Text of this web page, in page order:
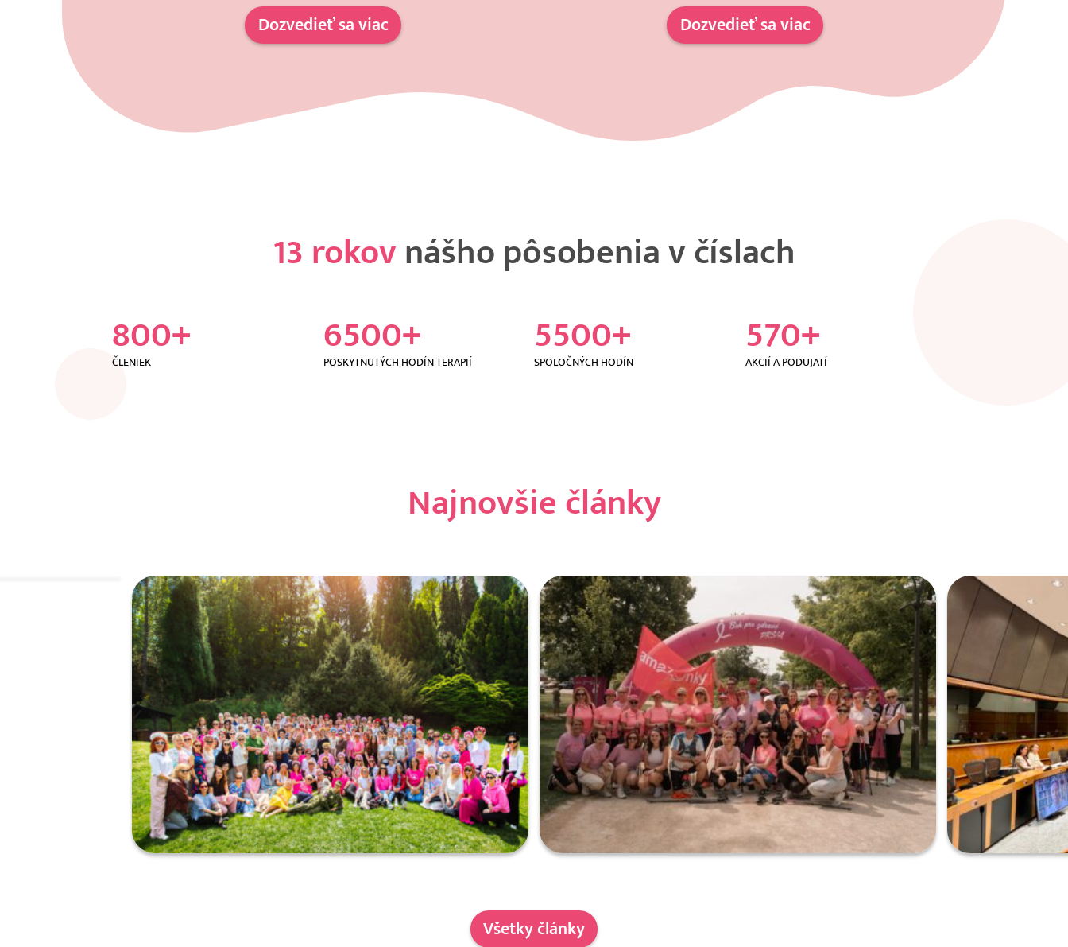
Dozvedieť sa viac Dozvedieť sa viac
13 rokovnášho pôsobenia v číslach
800+
ČLENIEK 6500+
POSKYTNUTÝCH HODÍN TERAPIÍ 5500+
SPOLOČNÝCH HODÍN 570+
AKCIÍ A PODUJATÍ
Najnovšie články
Všetky články